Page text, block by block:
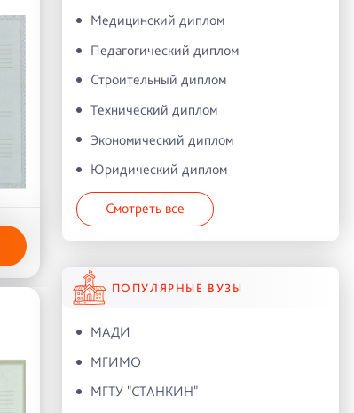
Медицинский диплом
Педагогический диплом
Строительный диплом
Технический диплом
Экономический диплом
Юридический диплом
Смотреть все
ПОПУЛЯРНЫЕ ВУЗЫ
МАДИ
МГИМО
МГТУ "СТАНКИН"